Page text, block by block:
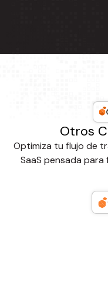
Otros
Optimiza tu flujo de
SaaS pensada